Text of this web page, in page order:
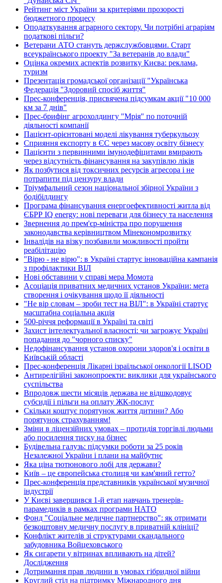
Рейтинг міст України за критеріями прозорості
бюджетного процесу
Оподаткування аграрного сектору. Чи потрібні аграріям
податкові пільги?
Ветерани АТО стануть держслужбовцями. Старт
всеукраїнського проекту "За ветеранів до влади"
Оцінка окремих аспектів розвитку Києва: реклама,
туризм
Презентація громадської організації "Українська
Федерація "Здоровий спосіб життя"
Прес-конференція, присвячена підсумкам акції "10 000
км за 7 днів"
Прес-брифінг агрохолдингу "Мрія" по поточній
діяльності компанії
Пацієнт-орієнтовані моделі лікування туберкульозу
Сприяння експорту в ЄС через масову освіту бізнесу
Пацієнти з первинними імунодефіцитами вмирають
через відсутність фінансування на закупівлю ліків
Як позбутися від токсичних ресурсів агресора і не
потрапити під цензуру влади
Тріумфальний сезон національної збірної України з
бодібілдингу
Програма фінансування енергоефективності житла від
ЄБРР IQ energy: нові переваги для бізнесу та населення
Звернення до прем'єр-міністра про порушення
законодавства керівництвом Мінекономрозвитку
Інвалідів на візку позбавили можливості пройти
реабілітацію
"Вірю - не вірю": в Україні стартує інноваційна кампанія
з профілактики ВІЛ
Нові обставини у справі мера Момота
Асоціація приватних медичних установ України: мета
створення і очікування щодо її діяльності
"Не вір словам – зроби тест на ВІЛ": в Україні стартує
масштабна соціальна акція
500-річчя реформації в Україні та світі
Захист інтелектуальної власності: чи загрожує Україні
попадання до "чорного списку"
Недофінансування установ охорони здоров'я і освіти в
Київській області
Прес-конференція Лікарні ізраїльської онкології LISOD
Антирелігійні законопроекти: виклики для українського
суспільства
Впродовж шести місяців держава не відшкодовує
субсидії і пільги на оплату ЖК-послуг
Скільки коштує порятунок життя дитини? Або
порятунок страхуванням!
Зміни в ліцензійних умовах – протидія торгівлі людьми
або посилення тиску на бізнес
Будівельна галузь: підсумки роботи за 25 років
Незалежної України і плани на майбутнє
Яка ціна тютюнового лобі для держави?
Київ – це європейська столиця чи кам'яний гетто?
Прес-конференція представників української музичної
індустрії
У Києві завершився 1-й етап навчань тренерів-
парамедиків в рамках програми НАТО
Фонд "Соціальне медичне партнерство": як отримати
безкоштовну медичну послугу в приватній клініці?
Конфлікт жителів зі структурами скандального
забудовника Войцеховського
Як сигарети у вітринах впливають на дітей?
Дослідження
Дотримання прав людини в умовах гібридної війни
Круглий стіл на підтримку Міжнародного дня